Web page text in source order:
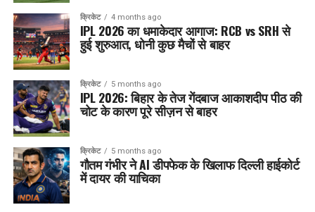
क्रिकेट 4 months ago
IPL 2026 का धमाकेदार आगाज: RCB vs SRH से
हुई शुरुआत, धोनी कुछ मैचों से बाहर
क्रिकेट 5 months ago
IPL 2026: बिहार के तेज गेंदबाज आकाशदीप पीठ की
चोट के कारण पूरे सीज़न से बाहर
क्रिकेट 5 months ago
गौतम गंभीर ने AI डीपफेक के खिलाफ दिल्ली हाईकोर्ट
में दायर की याचिका